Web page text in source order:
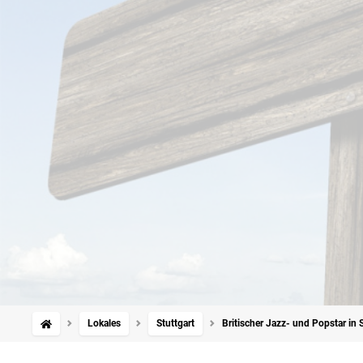
Lokales Stuttgart Britischer Jazz- und Popstar in